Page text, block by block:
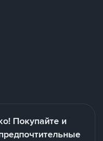
Покупайте и